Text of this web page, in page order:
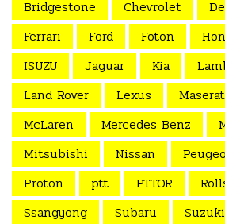
Bridgestone
Chevrolet
Ferrari
Ford Foton
ISUZU
Jaguar Kia
Land Rover
Lexus
McLaren
Mercedes Benz
Mitsubishi
Nissan
Proton
ptt PTTOR
Ssangyong
Subaru Suzuki